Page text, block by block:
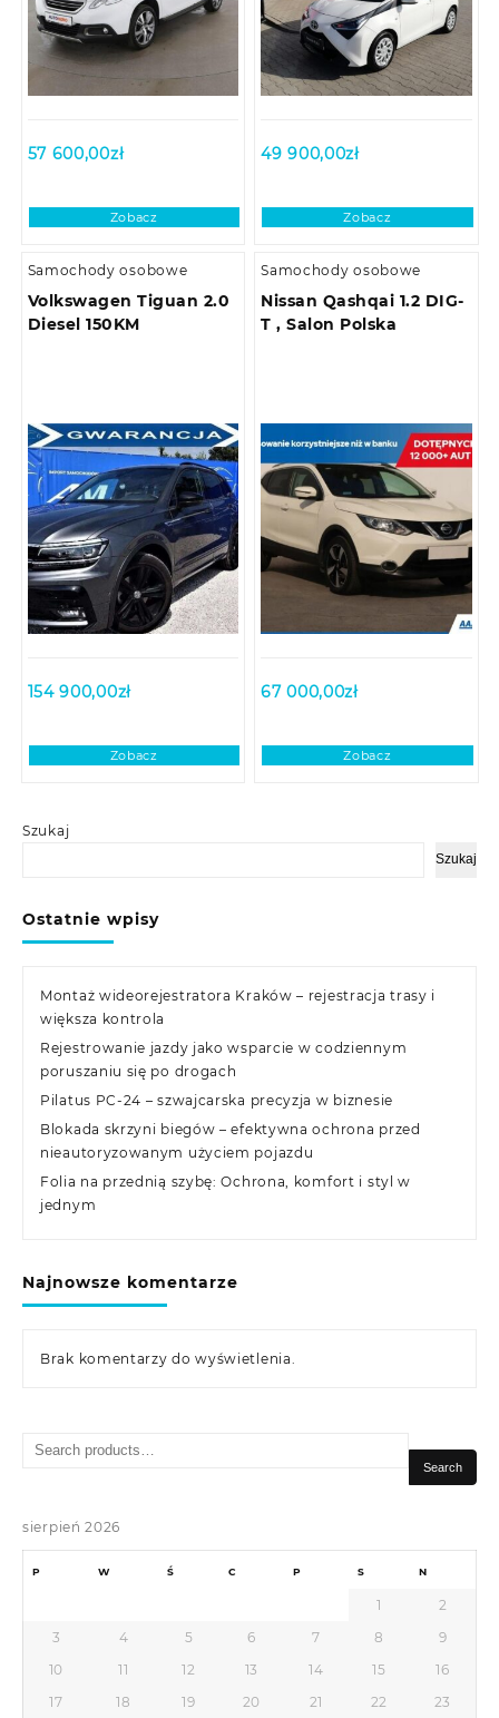
Szukaj
Szukaj
Ostatnie wpisy
Montaż wideorejestratora Kraków – rejestracja trasy i
większa kontrola
Rejestrowanie jazdy jako wsparcie w codziennym
poruszaniu się po drogach
Pilatus PC-24 – szwajcarska precyzja w biznesie
Blokada skrzyni biegów – efektywna ochrona przed
nieautoryzowanym użyciem pojazdu
Folia na przednią szybę: Ochrona, komfort i styl w
jednym
Najnowsze komentarze
Brak komentarzy do wyświetlenia.
57 600,00zł
Zobacz
49 900,00zł
Zobacz
Samochody osobowe
Volkswagen Tiguan 2.0
Diesel 150KM
154 900,00zł
Zobacz
Samochody osobowe
Nissan Qashqai 1.2 DIG-
T , Salon Polska
67 000,00zł
Zobacz
Search
Search
sierpień 2026
P W Ś C P S N
1
2
3
4 5 6 7 8
9
10
11 12 13 14 15
16
17
18 19 20 21 22 23